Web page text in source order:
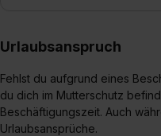
Urlaubsanspruch
Fehlst du aufgrund eines
du dich im Mutterschutz
Beschäftigungszeit. Auch
Urlaubsansprüche.